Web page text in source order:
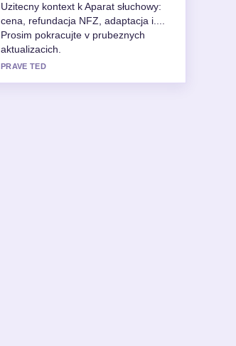
Pokryti tematu Na razie nebo narazie?
Správný pravopis a... pusobi solidne a
snadno se sleduje.
3 MIN ZPET